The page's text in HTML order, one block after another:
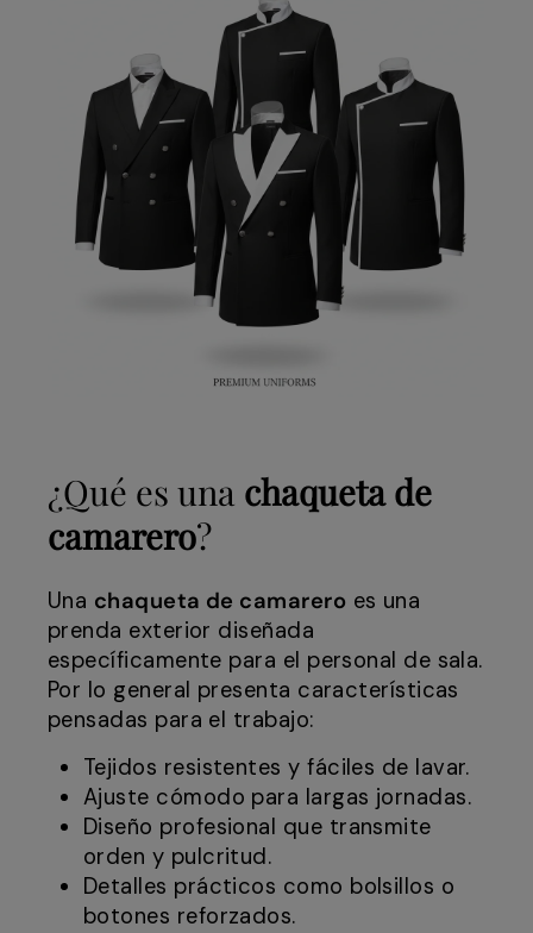
¿Qué es una chaqueta de
camarero?
Una chaqueta de camarero es una
prenda exterior diseñada
específicamente para el personal de sala.
Por lo general presenta características
pensadas para el trabajo:
Tejidos resistentes y fáciles de lavar.
Ajuste cómodo para largas jornadas.
Diseño profesional que transmite
orden y pulcritud.
Detalles prácticos como bolsillos o
botones reforzados.